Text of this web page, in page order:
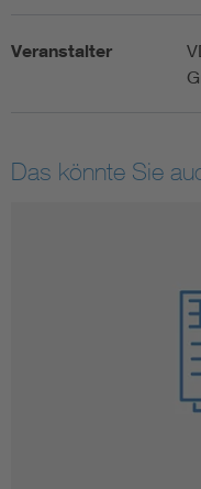
Veranstalter
Das könnte Sie